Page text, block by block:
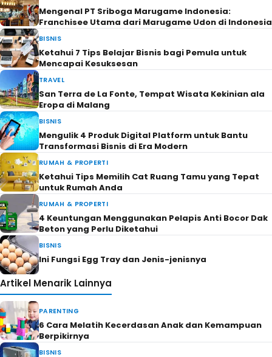
Mengenal PT Sriboga Marugame Indonesia:
Franchisee Utama dari Marugame Udon di Indonesia
BISNIS
Ketahui 7 Tips Belajar Bisnis bagi Pemula untuk
Mencapai Kesuksesan
TRAVEL
San Terra de La Fonte, Tempat Wisata Kekinian ala
Eropa di Malang
BISNIS
Mengulik 4 Produk Digital Platform untuk Bantu
Transformasi Bisnis di Era Modern
RUMAH & PROPERTI
Ketahui Tips Memilih Cat Ruang Tamu yang Tepat
untuk Rumah Anda
RUMAH & PROPERTI
4 Keuntungan Menggunakan Pelapis Anti Bocor Dak
Beton yang Perlu Diketahui
BISNIS
Ini Fungsi Egg Tray dan Jenis-jenisnya
Artikel Menarik Lainnya
PARENTING
6 Cara Melatih Kecerdasan Anak dan Kemampuan
Berpikirnya
BISNIS